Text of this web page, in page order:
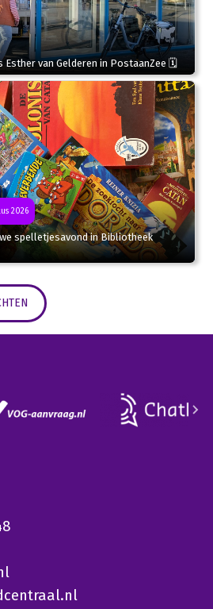
Esther van Gelderen in PostaanZee 🗓
2026
spelletjesavond in Bibliotheek